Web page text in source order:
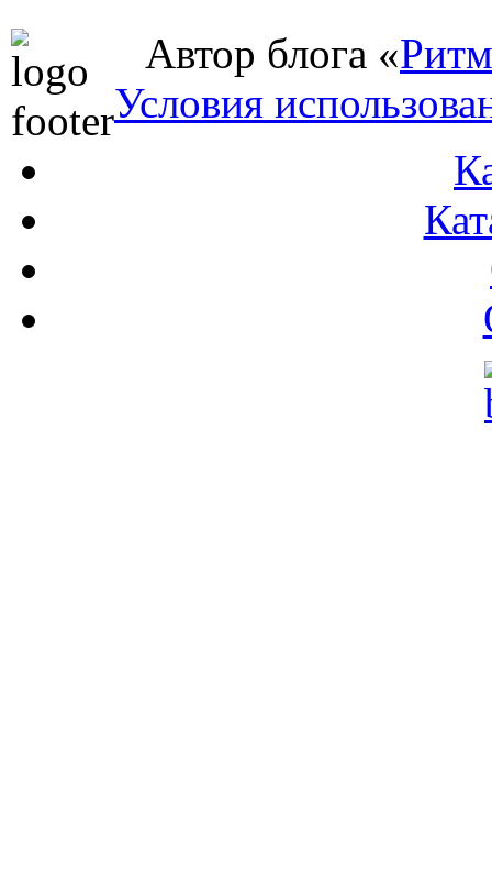
Автор блога «
Условия